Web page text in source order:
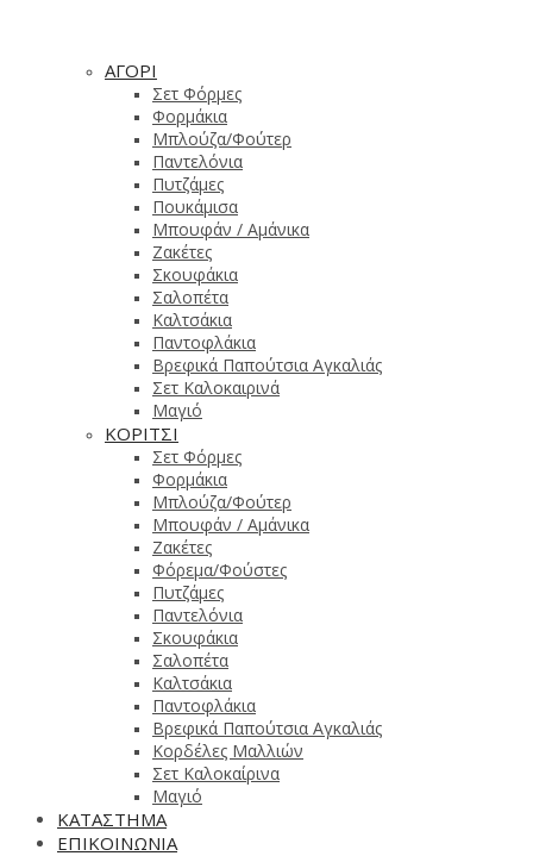
ΑΓΟΡΙ
Σετ Φόρμες
Φορμάκια
Μπλούζα/Φούτερ
Παντελόνια
Πυτζάμες
Πουκάμισα
Μπουφάν / Αμάνικα
Ζακέτες
Σκουφάκια
Σαλοπέτα
Καλτσάκια
Παντοφλάκια
Βρεφικά Παπούτσια Αγκαλιάς
Σετ Καλοκαιρινά
Μαγιό
ΚΟΡΙΤΣΙ
Σετ Φόρμες
Φορμάκια
Μπλούζα/Φούτερ
Μπουφάν / Αμάνικα
Ζακέτες
Φόρεμα/Φούστες
Πυτζάμες
Παντελόνια
Σκουφάκια
Σαλοπέτα
Καλτσάκια
Παντοφλάκια
Βρεφικά Παπούτσια Αγκαλιάς
Κορδέλες Μαλλιών
Σετ Καλοκαίρινα
Μαγιό
ΚΑΤΑΣΤΗΜΑ
ΕΠΙΚΟΙΝΩΝΙΑ